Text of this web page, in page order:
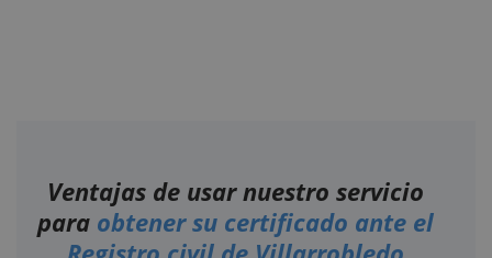
Ventajas de usar nuestro servicio
para obtener su certificado ante el